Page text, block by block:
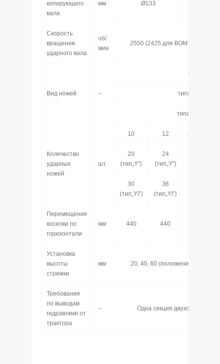
копирующего
вала
мм Ø133
Скорость
вращения
ударного вала
об/
мин
2550 (2425 для ВОМ 540)
Вид ножей –
ударные
типа „Y”
типа „YI”
Количество
ударных
ножей
шт.
10 12 14
20
(тип„Y”)
24
(тип„Y”)
28 (тип
30
(тип„YI”)
36
(тип„YI”)
(тип„YI”)
Перемещение
косилки по
горизонтали
мм 440 440
Установка
высоты
стрижки
мм 20, 40, 60 (положением
Требования
по выводам
гидравлики от
трактора
– Одна секция двухстороннего